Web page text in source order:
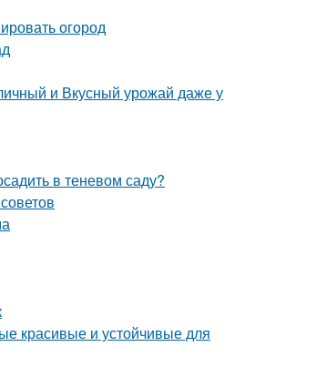
огород
и Вкусный урожай даже у
в теневом саду?
красивые и устойчивые для